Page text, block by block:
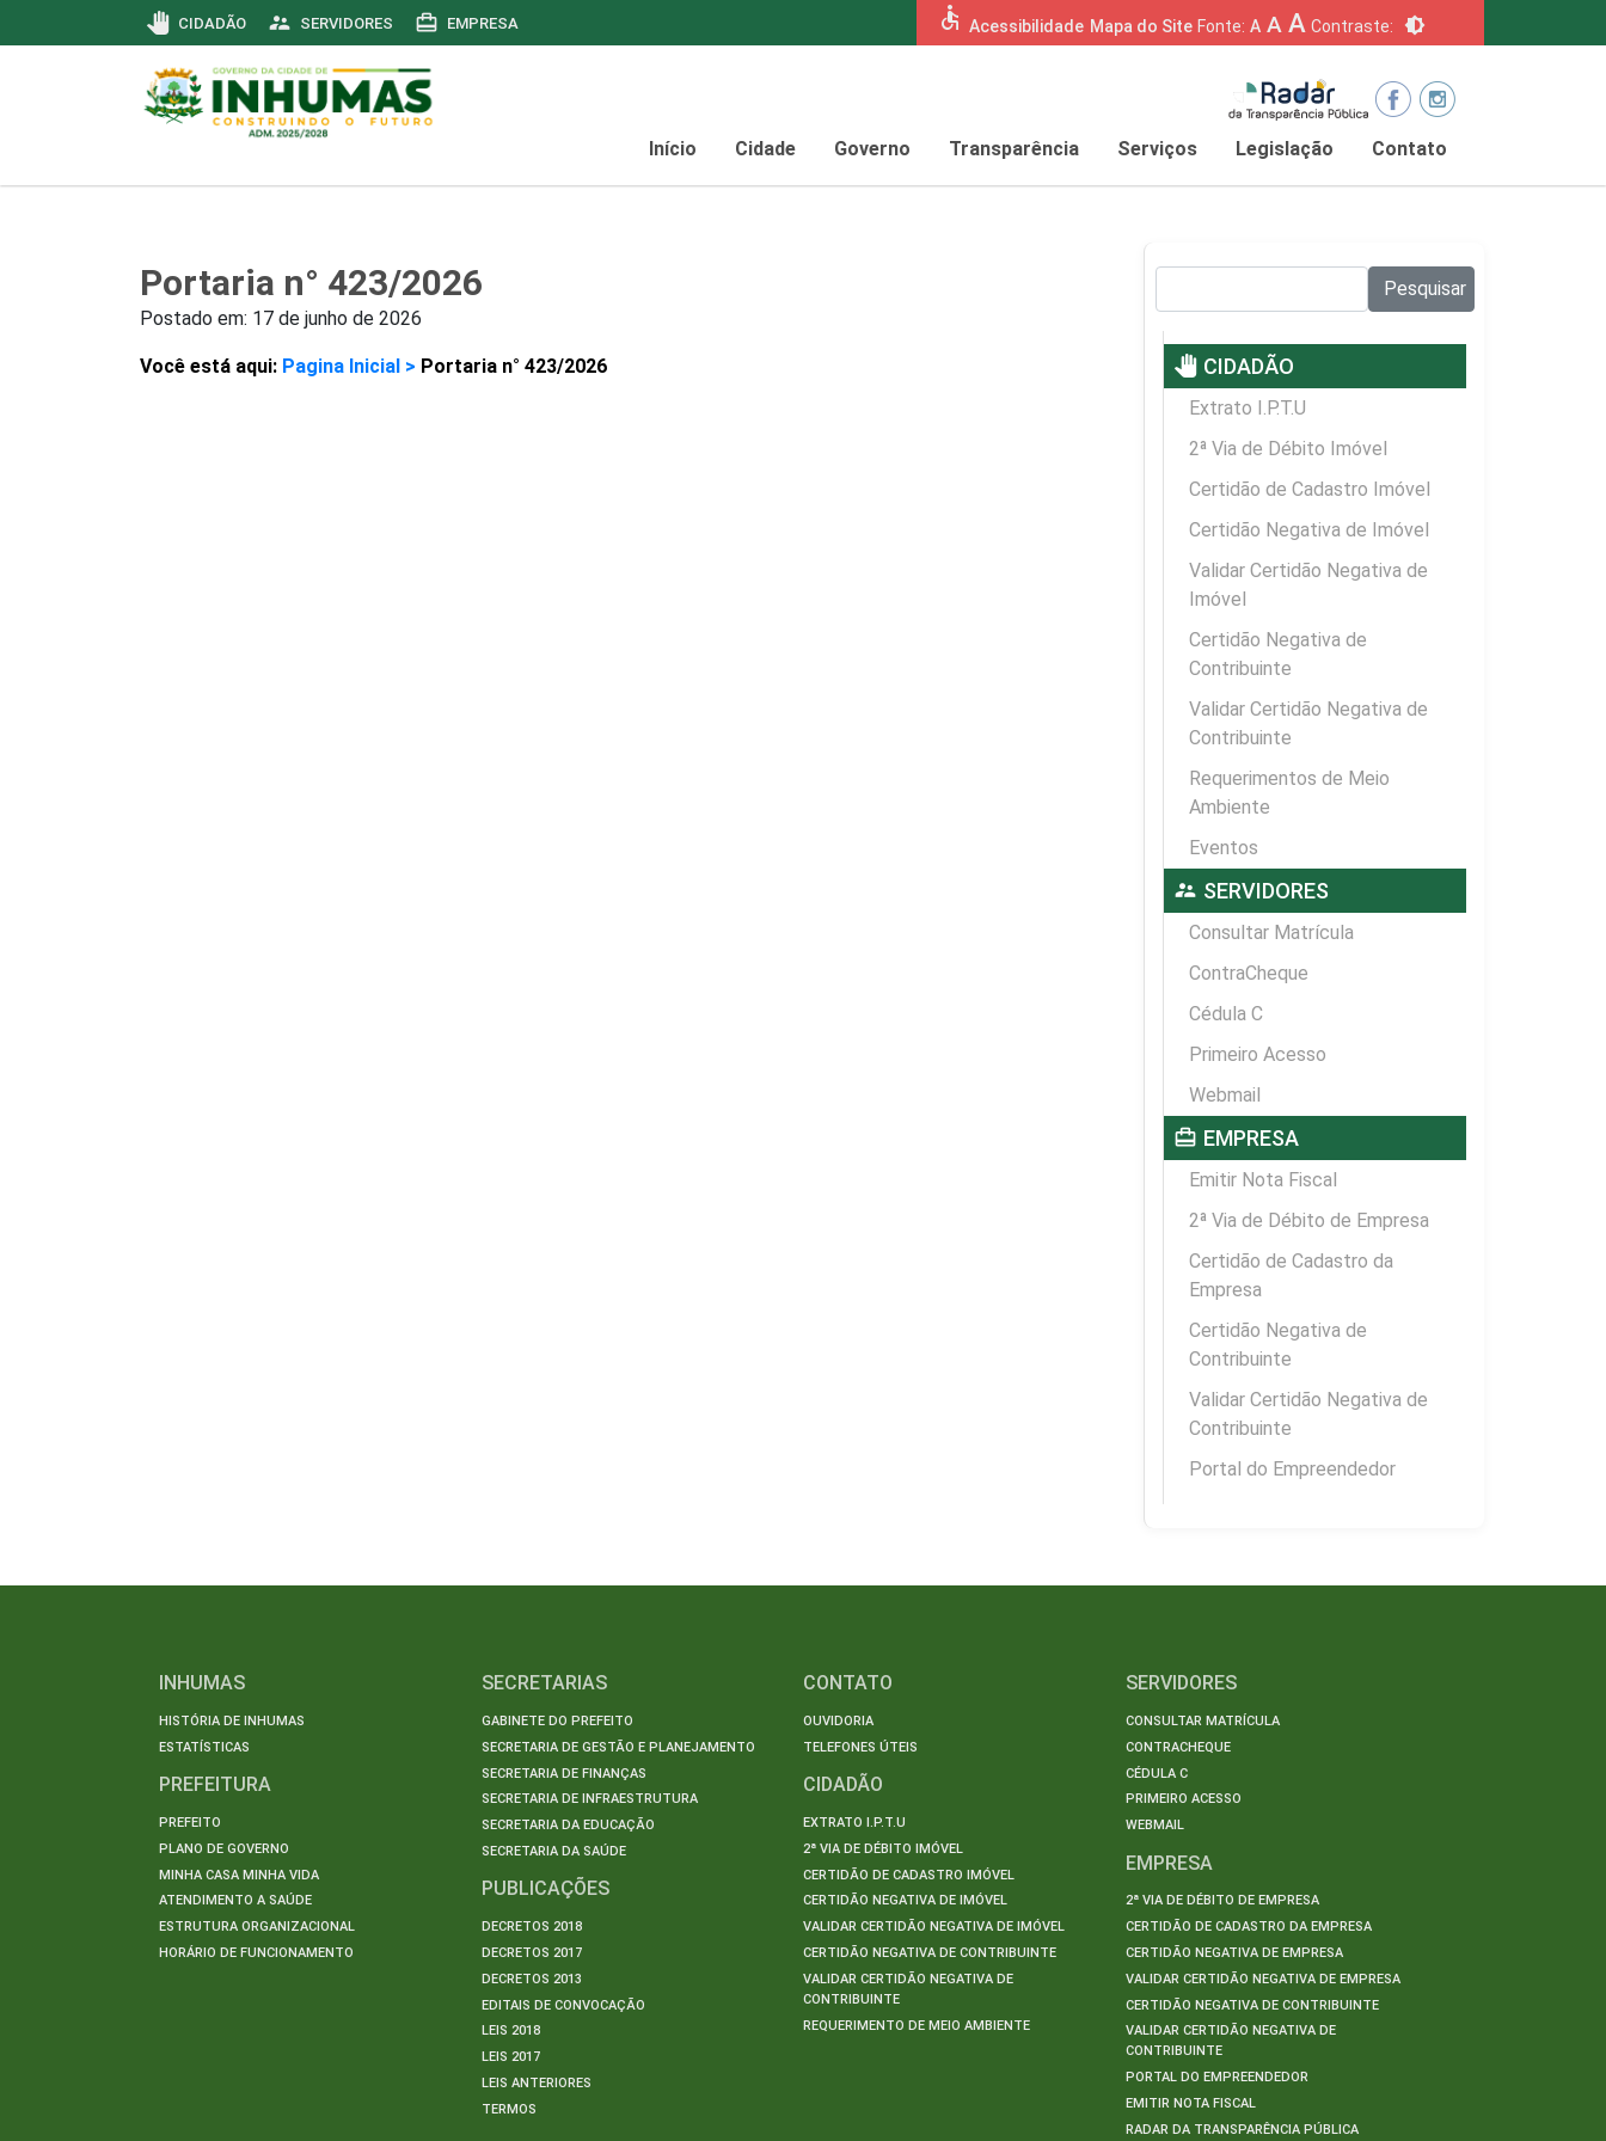
pan_tool CIDADÃO supervisor_account SERVIDORES card_travel EMPRESA accessible Acessibilidade Mapa do Site Fonte: A A A Contraste: brightness_6
Início Cidade Governo Transparência Serviços Legislação Contato
Portaria n° 423/2026
Postado em: 17 de junho de 2026
Você está aqui: Pagina Inicial > Portaria n° 423/2026
Pesquisar
pan_tool CIDADÃO
Extrato I.P.T.U
2ª Via de Débito Imóvel
Certidão de Cadastro Imóvel
Certidão Negativa de Imóvel
Validar Certidão Negativa de
Imóvel
Certidão Negativa de
Contribuinte
Validar Certidão Negativa de
Contribuinte
Requerimentos de Meio
Ambiente
Eventos
supervisor_account SERVIDORES
Consultar Matrícula
ContraCheque
Cédula C
Primeiro Acesso
Webmail
card_travel EMPRESA
Emitir Nota Fiscal
2ª Via de Débito de Empresa
Certidão de Cadastro da
Empresa
Certidão Negativa de
Contribuinte
Validar Certidão Negativa de
Contribuinte
Portal do Empreendedor
INHUMAS
HISTÓRIA DE INHUMAS
ESTATÍSTICAS
PREFEITURA
PREFEITO
PLANO DE GOVERNO
MINHA CASA MINHA VIDA
ATENDIMENTO A SAÚDE
ESTRUTURA ORGANIZACIONAL
HORÁRIO DE FUNCIONAMENTO
SECRETARIAS
GABINETE DO PREFEITO
SECRETARIA DE GESTÃO E PLANEJAMENTO
SECRETARIA DE FINANÇAS
SECRETARIA DE INFRAESTRUTURA
SECRETARIA DA EDUCAÇÃO
SECRETARIA DA SAÚDE
PUBLICAÇÕES
DECRETOS 2018
DECRETOS 2017
DECRETOS 2013
EDITAIS DE CONVOCAÇÃO
LEIS 2018
LEIS 2017
LEIS ANTERIORES
TERMOS
CONTATO
OUVIDORIA
TELEFONES ÚTEIS
CIDADÃO
EXTRATO I.P.T.U
2ª VIA DE DÉBITO IMÓVEL
CERTIDÃO DE CADASTRO IMÓVEL
CERTIDÃO NEGATIVA DE IMÓVEL
VALIDAR CERTIDÃO NEGATIVA DE IMÓVEL
CERTIDÃO NEGATIVA DE CONTRIBUINTE
VALIDAR CERTIDÃO NEGATIVA DE
CONTRIBUINTE
REQUERIMENTO DE MEIO AMBIENTE
SERVIDORES
CONSULTAR MATRÍCULA
CONTRACHEQUE
CÉDULA C
PRIMEIRO ACESSO
WEBMAIL
EMPRESA
2ª VIA DE DÉBITO DE EMPRESA
CERTIDÃO DE CADASTRO DA EMPRESA
CERTIDÃO NEGATIVA DE EMPRESA
VALIDAR CERTIDÃO NEGATIVA DE EMPRESA
CERTIDÃO NEGATIVA DE CONTRIBUINTE
VALIDAR CERTIDÃO NEGATIVA DE
CONTRIBUINTE
PORTAL DO EMPREENDEDOR
EMITIR NOTA FISCAL
RADAR DA TRANSPARÊNCIA PÚBLICA